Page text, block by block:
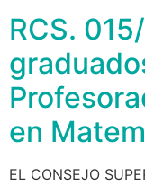
RCS.
en
EL CONSEJO